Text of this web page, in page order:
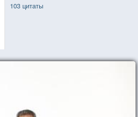
103 цитаты